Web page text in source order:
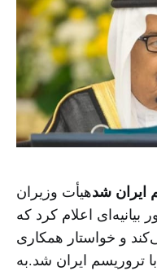
ایران شدهیأت وزیران
اعلام کرد که
و خواستار همکاری
تروریسم ایران شد.به